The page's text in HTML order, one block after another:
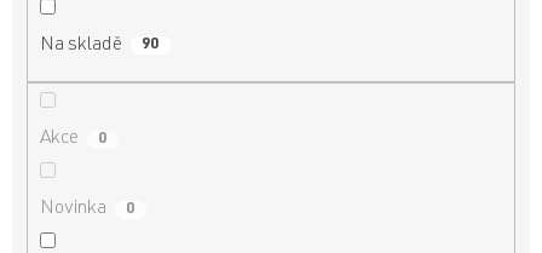
Na skladě 90
Akce 0
Novinka 0